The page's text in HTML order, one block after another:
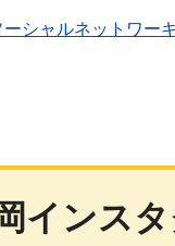
ーシャルネットワー
インス